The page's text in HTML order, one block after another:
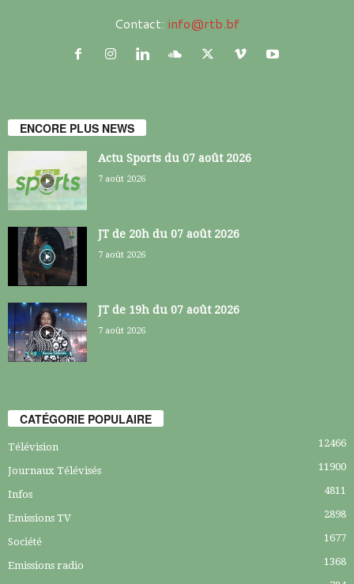
Contact: info@rtb.bf
ENCORE PLUS NEWS
Actu Sports du 07 août 2026
7 août 2026
JT de 20h du 07 août 2026
7 août 2026
JT de 19h du 07 août 2026
7 août 2026
CATÉGORIE POPULAIRE
Télévision 12466
Journaux Télévisés 11900
Infos 4811
Emissions TV 2898
Société 1677
Emissions radio 1368